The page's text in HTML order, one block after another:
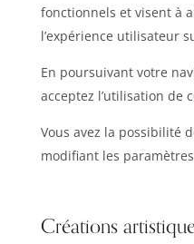
fonctionnels et visent à
l’expérience utilisateur
En poursuivant votre
acceptez l’utilisation de
Vous avez la possibilité
modifiant les
Créations